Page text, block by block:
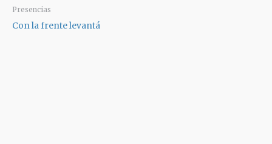
Presencias
Con la frente levantá